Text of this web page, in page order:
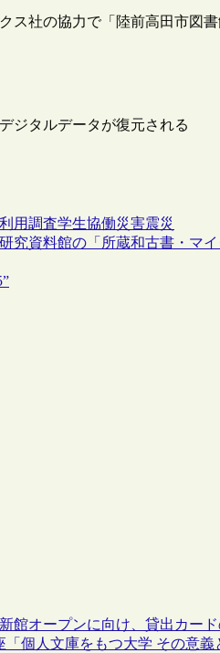
ス社の協力で「陸前高田市図
ジタルデータが復元される
利用調査学生協働災害震災
究資料館の「所蔵和古書・マ
館オープンに向け、貸出カー
個人文庫をもつ大学 その意義